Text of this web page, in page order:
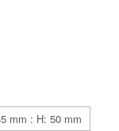
mm : H: 50 mm